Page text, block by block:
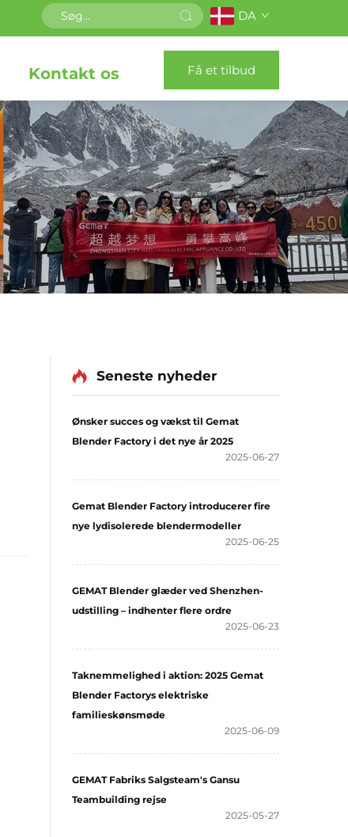
DA
Kontakt os Få et tilbud
Seneste nyheder
Ønsker succes og vækst til Gemat
Blender Factory i det nye år 2025
2025-06-27
Gemat Blender Factory introducerer fire
nye lydisolerede blendermodeller
2025-06-25
GEMAT Blender glæder ved Shenzhen-
udstilling – indhenter flere ordre
2025-06-23
Taknemmelighed i aktion: 2025 Gemat
Blender Factorys elektriske
familieskønsmøde
2025-06-09
GEMAT Fabriks Salgsteam's Gansu
Teambuilding rejse
2025-05-27